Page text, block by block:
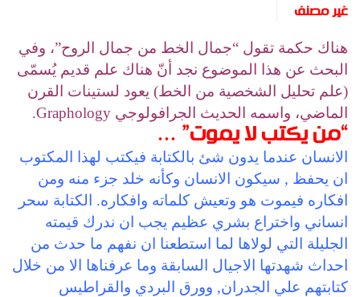
غير مصنف
هناك حكمة تقول “جمال الخط من جمال الروح”، وفي
البحث عن هذا الموضوع نجد أنّ هناك علم قديم يُسمّى
(علم تحليل الشخصية من الخط) يعود لستينات القرن
الماضي، واسمه الحديث الجرافولوجي Graphology.
“من يكتب لا يموت” …
الانسان عندما يدون شئ بالكتابة فيكتب لهذا المكتوب
ان يحفظ , سيكون الانسان وكأنه خلد جزء منه ومن
افكاره فيموت هو وتعيش كلماته وافكاره. الكتابة سحر
انساني واختراع بشري عظيم يجب ان ندرك قيمته
الجليلة التي لولاها لما استطعنا ان نفهم ما حدث من
احداث شهدتها الاجيال السابقة وما عرفناها الا من خلال
كتابتهم علي الجدران, وورق البردي والقراطيس